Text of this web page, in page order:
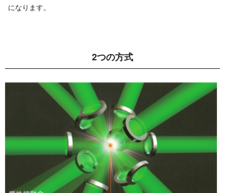
になります。
2 つ の 方 式